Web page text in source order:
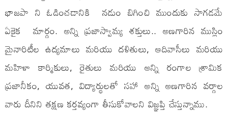
భాజపా ని ఓడించడానికి నడుం బిగించి ముందుకు సాగడమే
ఏకైక మార్గం. అన్ని ప్రజాస్వామ్య శక్తులు.. అణగారిన ముస్లిం
మైనారిటీల ఉద్యమాలు మరియు దళితులు, ఆదివాసీలు మరియు
మహిళా కార్మికులు, రైతులు మరియు అన్ని రంగాల శ్రామిక
ప్రజానీకం, ​​యువత, విద్యార్థులతో సహా అన్ని అణగారిన వర్గాల
వారు దీనిని తక్షణ కర్తవ్యంగా తీసుకోవాలని విజ్ఞప్తి చేస్తున్నాము.